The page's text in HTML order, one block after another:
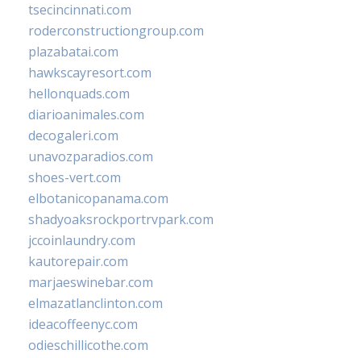
tsecincinnati.com
roderconstructiongroup.com
plazabatai.com
hawkscayresort.com
hellonquads.com
diarioanimales.com
decogaleri.com
unavozparadios.com
shoes-vert.com
elbotanicopanama.com
shadyoaksrockportrvpark.com
jccoinlaundry.com
kautorepair.com
marjaeswinebar.com
elmazatlanclinton.com
ideacoffeenyc.com
odieschillicothe.com